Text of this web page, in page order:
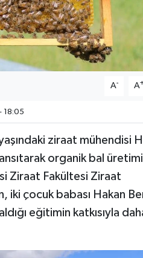
A- A
18:05
ziraat mühendisi
organik bal
Ziraat Fakültesi Ziraat
çocuk babası Hakan
eğitimin katkısıyla